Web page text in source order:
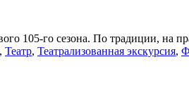
105-го сезона. По традиции, на
, Театр, Театрализованная экскурсия,